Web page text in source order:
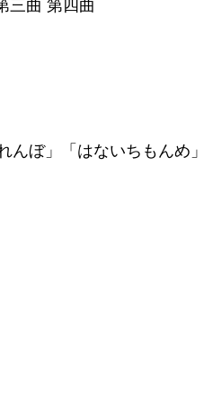
三曲 第四曲
んぼ」「はないちもん